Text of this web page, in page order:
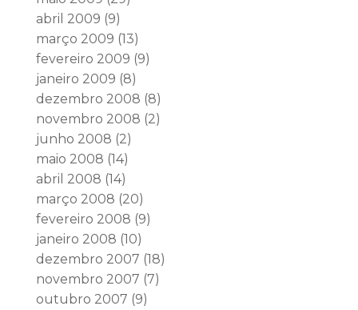
abril 2009 (9)
março 2009 (13)
fevereiro 2009 (9)
janeiro 2009 (8)
dezembro 2008 (8)
novembro 2008 (2)
junho 2008 (2)
maio 2008 (14)
abril 2008 (14)
março 2008 (20)
fevereiro 2008 (9)
janeiro 2008 (10)
dezembro 2007 (18)
novembro 2007 (7)
outubro 2007 (9)